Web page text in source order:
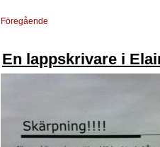
Föregående
En lappskrivare i